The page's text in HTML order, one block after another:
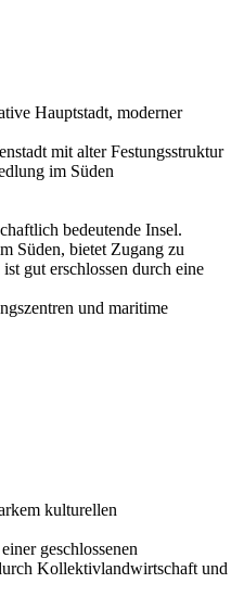
Hauptstadt, moderner
mit alter Festungsstruktur
im Süden
bedeutende Insel.
Süden, bietet Zugang zu
gut erschlossen durch eine
und maritime
kulturellen
geschlossenen
Kollektivlandwirtschaft und